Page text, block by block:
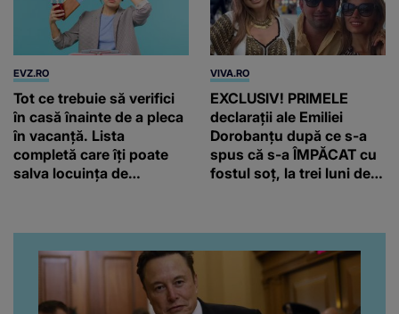
EVZ.RO
Tot ce trebuie să verifici
în casă înainte de a pleca
în vacanță. Lista
completă care îți poate
salva locuința de
VIVA.RO
EXCLUSIV! PRIMELE
declarații ale Emiliei
Dorobanțu după ce s-a
spus că s-a ÎMPĂCAT cu
fostul soț, la trei luni de
artistă i-a lăsat MASCĂ
pe toți. De data aceasta,
chiar a rupt tăcerea:
”Poate că aveam să ne
spunem, să ne...”